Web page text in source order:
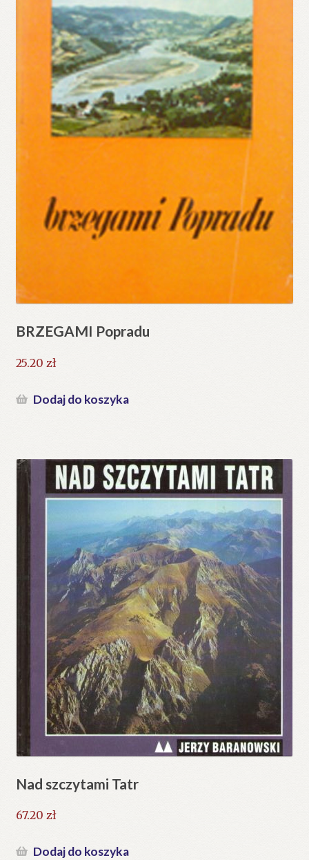
BRZEGAMI Popradu
25.20 zł
Dodaj do koszyka
Nad szczytami Tatr
67.20 zł
Dodaj do koszyka